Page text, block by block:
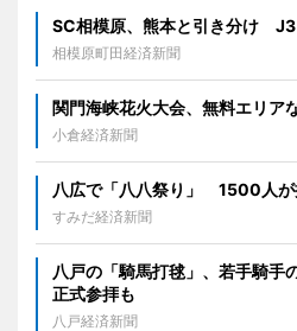
SC相模原、熊本と引き分け J3
相模原町田経済新聞
関門海峡花火大会、無料エリア
小倉経済新聞
八広で「八八祭り」 1500人が
すみだ経済新聞
八戸の「騎馬打毬」、若手騎
正式参拝も
八戸経済新聞